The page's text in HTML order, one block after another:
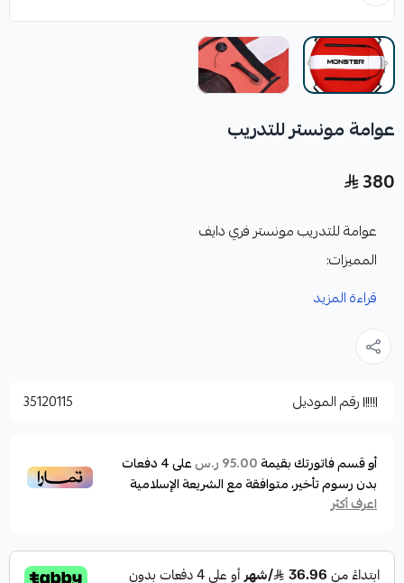
عوامة مونستر للتدريب
380
عوامة للتدريب مونستر فري دايف
المميزات:
مصنوعة من مادة PVC الالمانية المعروفة بجودتها العالية
العوامة تأتي مع الستك الداخلي لنفخ العوامة
مسكة كبيرة وقوية من الاستانلس ستيل أسفل العوامة
جيب كبير بالمنتصف لوضع الادوات وحبل التدريب
قراءة المزيد
رقم الموديل 35120115
أو قسم فاتورتك بقيمة95.00 ر.س على4دفعات
بدون رسوم تأخير، متوافقة مع الشريعة الإسلامية
اعرف أكثر